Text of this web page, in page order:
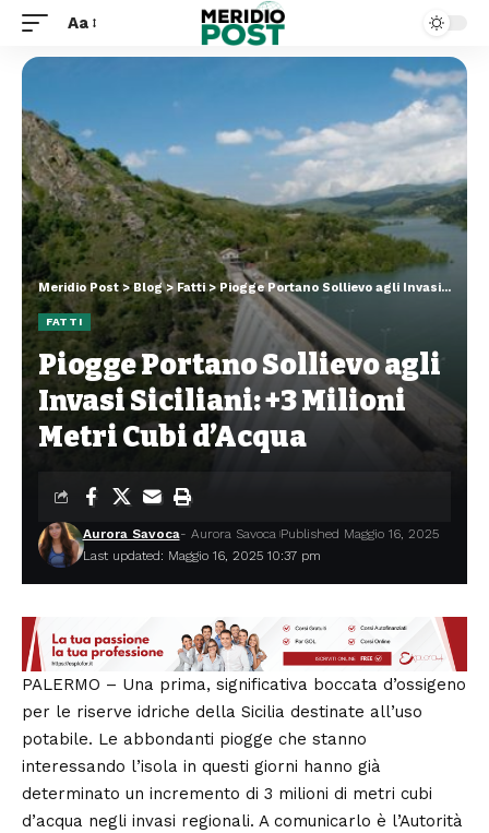
Aa
Meridio Post>Blog>Fatti>Piogge Portano Sollievo agli Invasi Siciliani: +3 Milioni Metri Cubi d’Acqua
FATTI
Piogge Portano Sollievo agli
Invasi Siciliani: +3 Milioni
Metri Cubi d’Acqua
Last updated: Maggio 16, 2025 10:37 pm
Aurora Savoca- Aurora Savoca Published Maggio 16, 2025
PALERMO – Una prima, significativa boccata d’ossigeno
per le riserve idriche della Sicilia destinate all’uso
potabile. Le abbondanti piogge che stanno
interessando l’isola in questi giorni hanno già
determinato un incremento di 3 milioni di metri cubi
d’acqua negli invasi regionali. A comunicarlo è l’Autorità